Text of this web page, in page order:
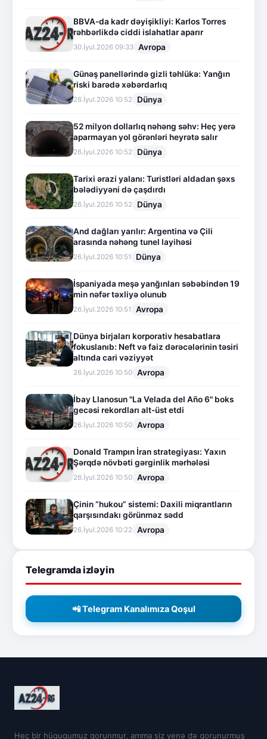
BBVA-da kadr dəyişikliyi: Karlos Torres
rəhbərlikdə ciddi islahatlar aparır
30.İyul.2026 09:33 Avropa
Günəş panellərində gizli təhlükə: Yanğın
riski barədə xəbərdarlıq
26.İyul.2026 10:52 Dünya
52 milyon dollarlıq nəhəng səhv: Heç yerə
aparmayan yol görənləri heyrətə salır
26.İyul.2026 10:52 Dünya
Tarixi ərazi yalanı: Turistləri aldadan şəxs
bələdiyyəni də çaşdırdı
26.İyul.2026 10:52 Dünya
And dağları yarılır: Argentina və Çili
arasında nəhəng tunel layihəsi
26.İyul.2026 10:51 Dünya
İspaniyada meşə yanğınları səbəbindən 19
min nəfər təxliyə olunub
26.İyul.2026 10:51 Avropa
Dünya birjaları korporativ hesabatlara
fokuslanıb: Neft və faiz dərəcələrinin təsiri
altında cari vəziyyət
26.İyul.2026 10:50 Avropa
İbay Llanosun "La Velada del Año 6" boks
gecəsi rekordları alt-üst etdi
26.İyul.2026 10:50 Avropa
Donald Trampın İran strategiyası: Yaxın
Şərqdə növbəti gərginlik mərhələsi
26.İyul.2026 10:50 Avropa
Çinin “hukou” sistemi: Daxili miqrantların
qarşısındakı görünməz sədd
26.İyul.2026 10:22 Avropa
Telegramda izləyin
📲 Telegram Kanalımıza Qoşul
Heç bir hüququmuz qorunmur, amma siz yenə də qorunurmuş